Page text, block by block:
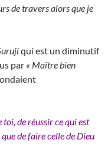
de travers alors que je
qui est un diminutif
par « Maître bien
de réussir ce qui est
de faire celle de Dieu